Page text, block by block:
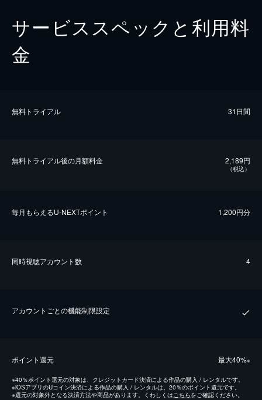
サービススペックと利用料
金
無料トライアル 31日間
無料トライアル後の⽉額料金 2,189円
（税込）
毎⽉もらえるU-NEXTポイント 1,200円分
同時視聴アカウント数 4
アカウントごとの機能制限設定
ポイント還元 最⼤40%※
※40％ポイント還元の対象は、クレジットカード決済による作品の購入 / レンタルです。
※iOSアプリのUコイン決済による作品の購入 / レンタルは、20％のポイント還元です。
※還元の対象外となる決済方法や商品があります。くわしくはこちらをご確認ください。